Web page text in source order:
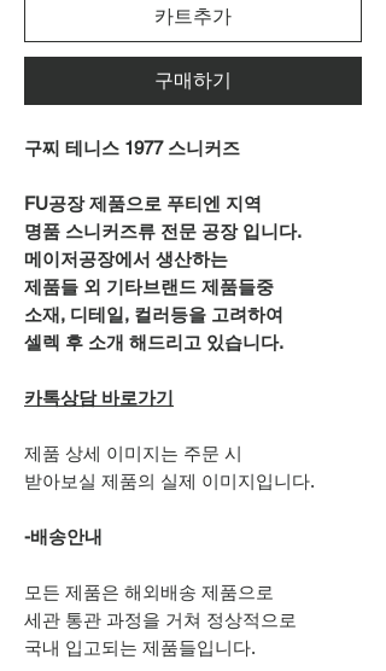
카트추가
구매하기
구찌 테니스 1977 스니커즈
FU공장 제품으로 푸티엔 지역
명품 스니커즈류 전문 공장 입니다.
메이저공장에서 생산하는
제품들 외 기타브랜드 제품들중
소재, 디테일, 컬러등을 고려하여
셀렉 후 소개 해드리고 있습니다.
카톡상담 바로가기
제품 상세 이미지는 주문 시
받아보실 제품의 실제 이미지입니다.
-배송안내
모든 제품은 해외배송 제품으로
세관 통관 과정을 거쳐 정상적으로
국내 입고되는 제품들입니다.